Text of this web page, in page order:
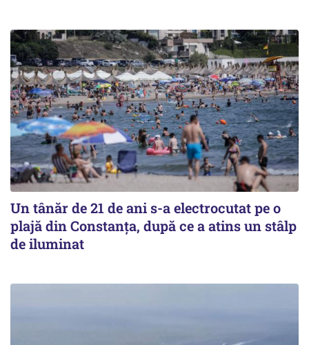
Un tânăr de 21 de ani s-a electrocutat pe o
plajă din Constanța, după ce a atins un stâlp
de iluminat